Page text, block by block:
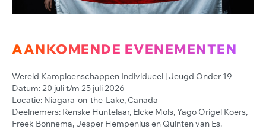
AANKOMENDE EVENEMENTEN
Wereld Kampioenschappen Individueel | Jeugd Onder 19
Datum: 20 juli t/m 25 juli 2026
Locatie: Niagara-on-the-Lake, Canada
Deelnemers: Renske Huntelaar, Elcke Mols, Yago Origel Koers,
Freek Bonnema, Jesper Hempenius en Quinten van Es.